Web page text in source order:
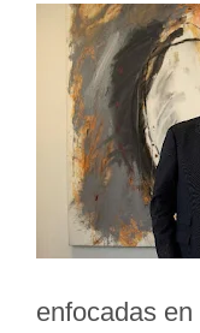
enfocadas